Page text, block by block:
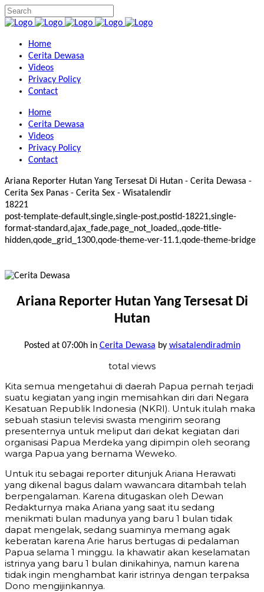
Home
Cerita Dewasa
Videos
Privacy Policy
Contact
Home
Cerita Dewasa
Videos
Privacy Policy
Contact
Ariana Reporter Hutan Yang Tersesat Di Hutan - Cerita Dewasa -
Cerita Sex Panas - Cerita Sex - Wisatalendir
18221
post-template-default,single,single-post,postid-18221,single-
format-standard,ajax_fade,page_not_loaded,,qode-title-
hidden,qode_grid_1300,qode-theme-ver-11.1,qode-theme-bridge
Ariana Reporter Hutan Yang Tersesat Di
Hutan
Posted at 07:00hin Cerita Dewasa by wisatalendiradmin
total views
Kita semua mengetahui di daerah Papua pernah terjadi
suatu kegiatan yang ingin memisahkan diri dari Negara
Kesatuan Republik Indonesia (NKRI). Untuk itulah maka
sebuah stasiun televisi swasta mengirim seorang
presenternya untuk meliput dari dekat kegiatan dari
organisasi Papua Merdeka yang dipimpin oleh seorang
warga Papua yang bernama Weweko.
Untuk itu sebagai reporter ditunjuk Ariana Herawati
yang dikenal bagus dalam wawancara ditambah telah
berpengalaman. Karena ditugaskan oleh Dewan
Redakturnya maka Ariana yang saat itu sedang
menikmati bulan madunya yang baru 1 bulan tidak
dapat mengelak, sedang suaminya memang agak
keberatan karena Arie harus bertugas di pedalaman
Papua selama 1 minggu. Ia khawatir akan keselamatan
istrinya yang baru 1 bulan dinikahinya, namun karena
tidak ingin menghambat karir istrinya dengan terpaksa
Dono mengijinkannya.